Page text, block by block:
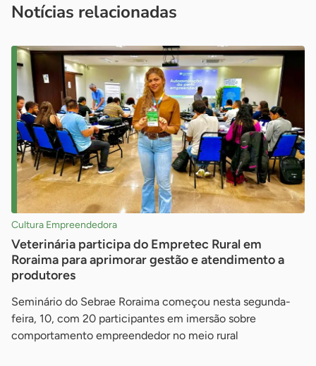
Notícias relacionadas
Cultura Empreendedora
Veterinária participa do Empretec Rural em
Roraima para aprimorar gestão e atendimento a
produtores
Seminário do Sebrae Roraima começou nesta segunda-
feira, 10, com 20 participantes em imersão sobre
comportamento empreendedor no meio rural